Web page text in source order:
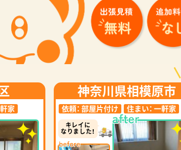
家
神奈川県相模原市
依頼： 部屋片付け 住まい： 一軒家
キレイに
なりました！